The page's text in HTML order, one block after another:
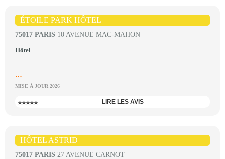
ÉTOILE PARK HÔTEL
75017 PARIS 10 AVENUE MAC-MAHON
Hôtel
...
MISE À JOUR 2026
⭐⭐⭐⭐⭐ LIRE LES AVIS
HÔTEL ASTRID
75017 PARIS 27 AVENUE CARNOT